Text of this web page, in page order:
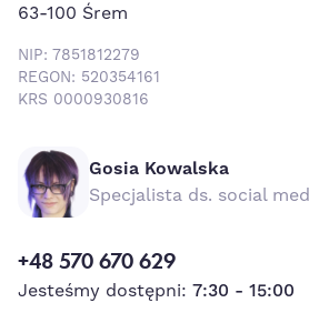
63-100 Śrem
NIP: 7851812279
REGON: 520354161
KRS 0000930816
Gosia Kowalska
Specjalista ds. social
+48 570 670 629
Jesteśmy dostępni: 7:30 - 15:00